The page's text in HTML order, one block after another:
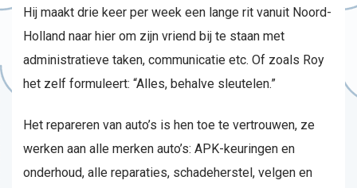
Hij maakt drie keer per week een lange rit vanuit Noord-
Holland naar hier om zijn vriend bij te staan met
administratieve taken, communicatie etc. Of zoals Roy
het zelf formuleert: “Alles, behalve sleutelen.”
Het repareren van auto’s is hen toe te vertrouwen, ze
werken aan alle merken auto’s: APK-keuringen en
onderhoud, alle reparaties, schadeherstel, velgen en